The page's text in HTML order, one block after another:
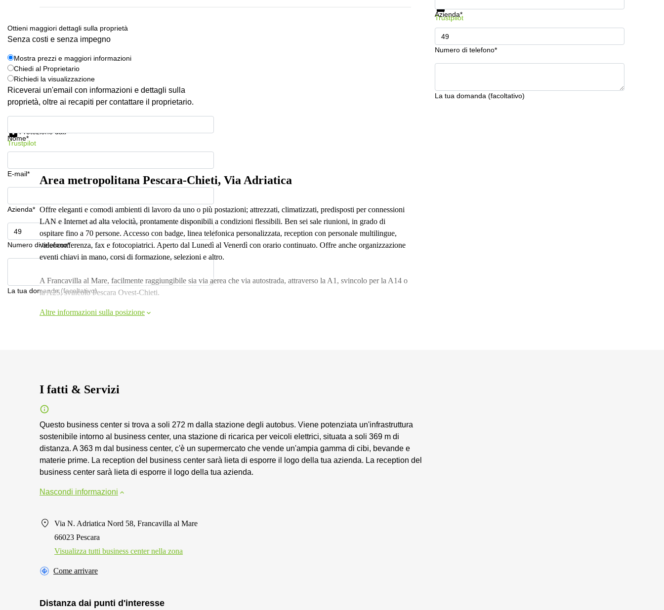
Azienda*
Numero di telefono*
La tua domanda (facoltativo)
Trustpilot
Ottieni maggiori dettagli sulla proprietà
Senza costi e senza impegno
Mostra prezzi e maggiori informazioni
Chiedi al Proprietario
Richiedi la visualizzazione
Riceverai un'email con informazioni e dettagli sulla
proprietà, oltre ai recapiti per contattare il proprietario.
Nome*
E-mail*
Azienda*
Numero di telefono*
La tua domanda (facoltativo)
Protezione dati
Trustpilot
Area metropolitana Pescara-Chieti, Via Adriatica
Offre eleganti e comodi ambienti di lavoro da uno o più postazioni; attrezzati, climatizzati, predisposti per connessioni
LAN e Internet ad alta velocità, prontamente disponibili a condizioni flessibili. Ben sei sale riunioni, in grado di
ospitare fino a 70 persone. Accesso con badge, linea telefonica personalizzata, reception con personale multilingue,
videoconferenza, fax e fotocopiatrici. Aperto dal Lunedì al Venerdì con orario continuato. Offre anche organizzazione
eventi chiavi in mano, corsi di formazione, selezioni e altro.
A Francavilla al Mare, facilmente raggiungibile sia via aerea che via autostrada, attraverso la A1, svincolo per la A14 o
la A25, svincolo Pescara Ovest-Chieti.
Altre informazioni sulla posizione
I fatti & Servizi
Questo business center si trova a soli 272 m dalla stazione degli autobus. Viene potenziata un'infrastruttura
sostenibile intorno al business center, una stazione di ricarica per veicoli elettrici, situata a soli 369 m di
distanza. A 363 m dal business center, c'è un supermercato che vende un'ampia gamma di cibi, bevande e
materie prime. La reception del business center sarà lieta di esporre il logo della tua azienda. La reception del
business center sarà lieta di esporre il logo della tua azienda.
Nascondi informazioni
Via N. Adriatica Nord 58, Francavilla al Mare
66023 Pescara
Visualizza tutti business center nella zona
Come arrivare
Distanza dai punti d'interesse